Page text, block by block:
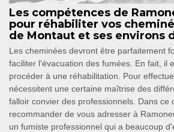
Les compétences de
pour réhabiliter vos
de Montaut et ses environs
Les cheminées devront être parfaitement
faciliter l'évacuation des fumées. En fait, il
procéder à une réhabilitation. Pour
nécessitent une certaine maîtrise des
falloir convier des professionnels. Dans ce
recommander de vous adresser à
un fumiste professionnel qui a beaucoup